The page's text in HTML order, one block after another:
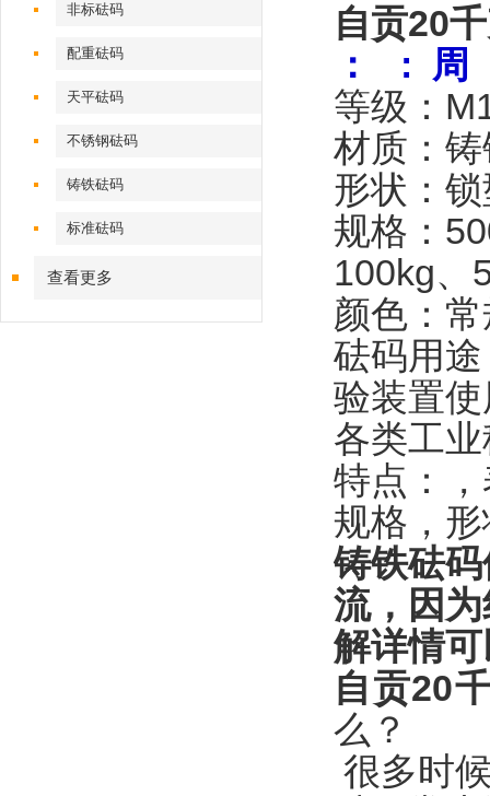
非标砝码
配重砝码
天平砝码
不锈钢砝码
铸铁砝码
标准砝码
查看更多
自贡20
：
: 周
等级：
材质：
形状：
规格：
100kg、
颜色：
砝码用
验装置
各类工
特点：
规格，
铸铁砝
流，因
解详情
自贡20
么？
很多时